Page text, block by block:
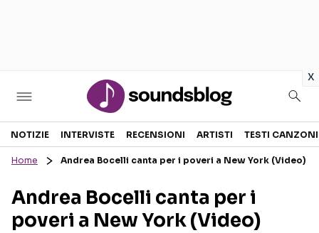
x
Sezioni
RECENSIONI MUSICALI
INTERVISTE
TESTI CANZONI
TOUR ED EVENTI
NOTIZIE INTERVISTE RECENSIONI ARTISTI TESTI CANZONI
Home Andrea Bocelli canta per i poveri a New York (Video)
Andrea Bocelli canta per i
poveri a New York (Video)